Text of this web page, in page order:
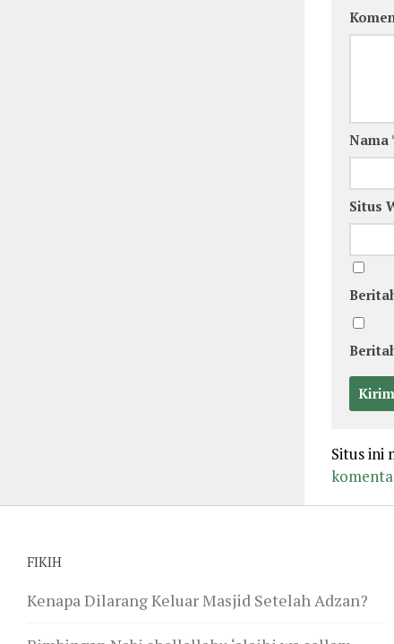
Nama
Situs
Situs ini
FIKIH
Kenapa Dilarang Keluar Masjid Setelah Adzan?